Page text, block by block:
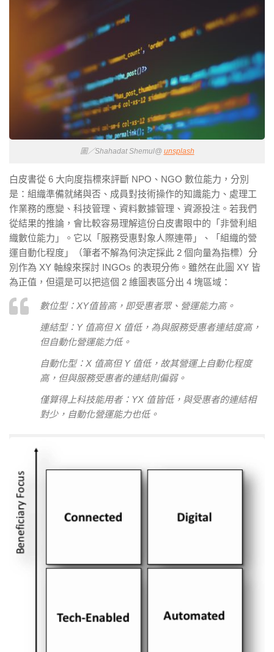
圖／Shahadat Shemul@ unsplash
白皮書從 6 大向度指標來評斷 NPO、NGO 數位能力，分別
是：組織準備就緒與否、成員對技術操作的知識能力、處理工
作業務的應變、科技管理、資料數據管理、資源投注。若我們
從結果的推論，會比較容易理解這份白皮書眼中的「非營利組
織數位能力」。它以「服務受惠對象人際連帶」、「組織的營
運自動化程度」（筆者不解為何決定採此 2 個向量為指標）分
別作為 XY 軸線來探討 INGOs 的表現分佈。雖然在此圖 XY 皆
為正值，但還是可以把這個 2 維圖表區分出 4 塊區域：
數位型：XY值皆高，即受惠者眾、營運能力高。
連結型：Y 值高但 X 值低，為與服務受惠者連結度高，
但自動化營運能力低。
自動化型：X 值高但 Y 值低，故其營運上自動化程度
高，但與服務受惠者的連結則偏弱。
僅算得上科技能用者：YX 值皆低，與受惠者的連結相
對少，自動化營運能力也低。